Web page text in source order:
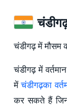
चंडीगढ़ में मौसम
चंडीगढ़ में
मेंचंडीगढ़का
कर सकते हैं